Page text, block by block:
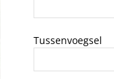
Tussenvoegsel